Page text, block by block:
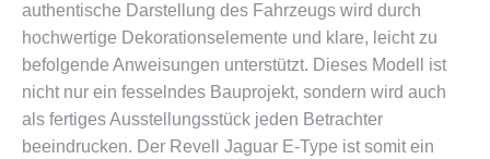
authentische Darstellung des Fahrzeugs wird durch
hochwertige Dekorationselemente und klare, leicht zu
befolgende Anweisungen unterstützt. Dieses Modell ist
nicht nur ein fesselndes Bauprojekt, sondern wird auch
als fertiges Ausstellungsstück jeden Betrachter
beeindrucken. Der Revell Jaguar E-Type ist somit ein